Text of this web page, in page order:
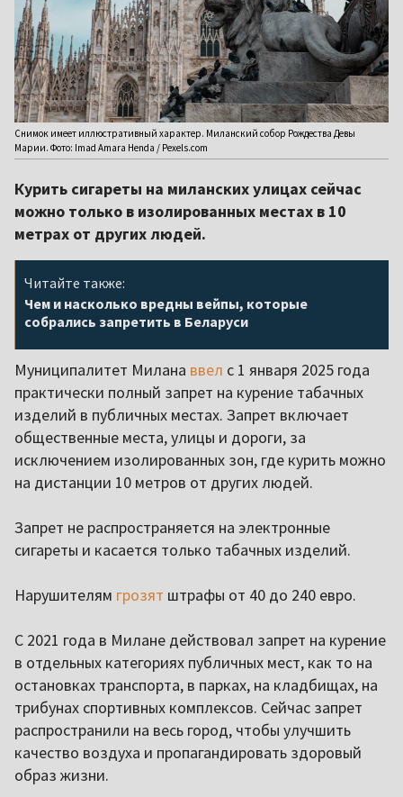
Снимок имеет иллюстративный характер. Миланский собор Рождества Девы
Марии. Фото: Imad Amara Henda / Pexels.com
Курить сигареты на миланских улицах сейчас
можно только в изолированных местах в 10
метрах от других людей.
Читайте также:
Чем и насколько вредны вейпы, которые
собрались запретить в Беларуси
Муниципалитет Милана ввел с 1 января 2025 года
практически полный запрет на курение табачных
изделий в публичных местах. Запрет включает
общественные места, улицы и дороги, за
исключением изолированных зон, где курить можно
на дистанции 10 метров от других людей.
Запрет не распространяется на электронные
сигареты и касается только табачных изделий.
Нарушителям грозят штрафы от 40 до 240 евро.
С 2021 года в Милане действовал запрет на курение
в отдельных категориях публичных мест, как то на
остановках транспорта, в парках, на кладбищах, на
трибунах спортивных комплексов. Сейчас запрет
распространили на весь город, чтобы улучшить
качество воздуха и пропагандировать здоровый
образ жизни.